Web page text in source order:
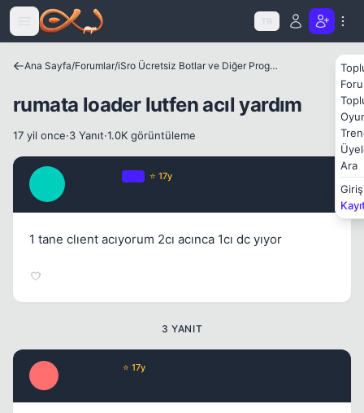
Icerige atla
TR
Ara
Giriş
Ana Sayfa/Forumlar/ iSro Ücretsiz Botlar ve Diğer Programlar
rumata loader lutfen acıl yardım
17 yil once·3 Yanıt·1.0K görüntüleme
⭐ 17y
1 tane clıent acıyorum 2cı acınca 1cı dc yıyor
3 YANIT
⭐ 17y
Kapat